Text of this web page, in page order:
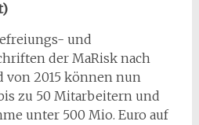
und
der MaRisk nach
von 2015 können nun
zu 50 Mitarbeitern und
unter 500 Mio. Euro auf